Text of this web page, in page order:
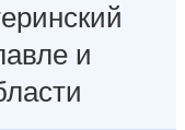
и